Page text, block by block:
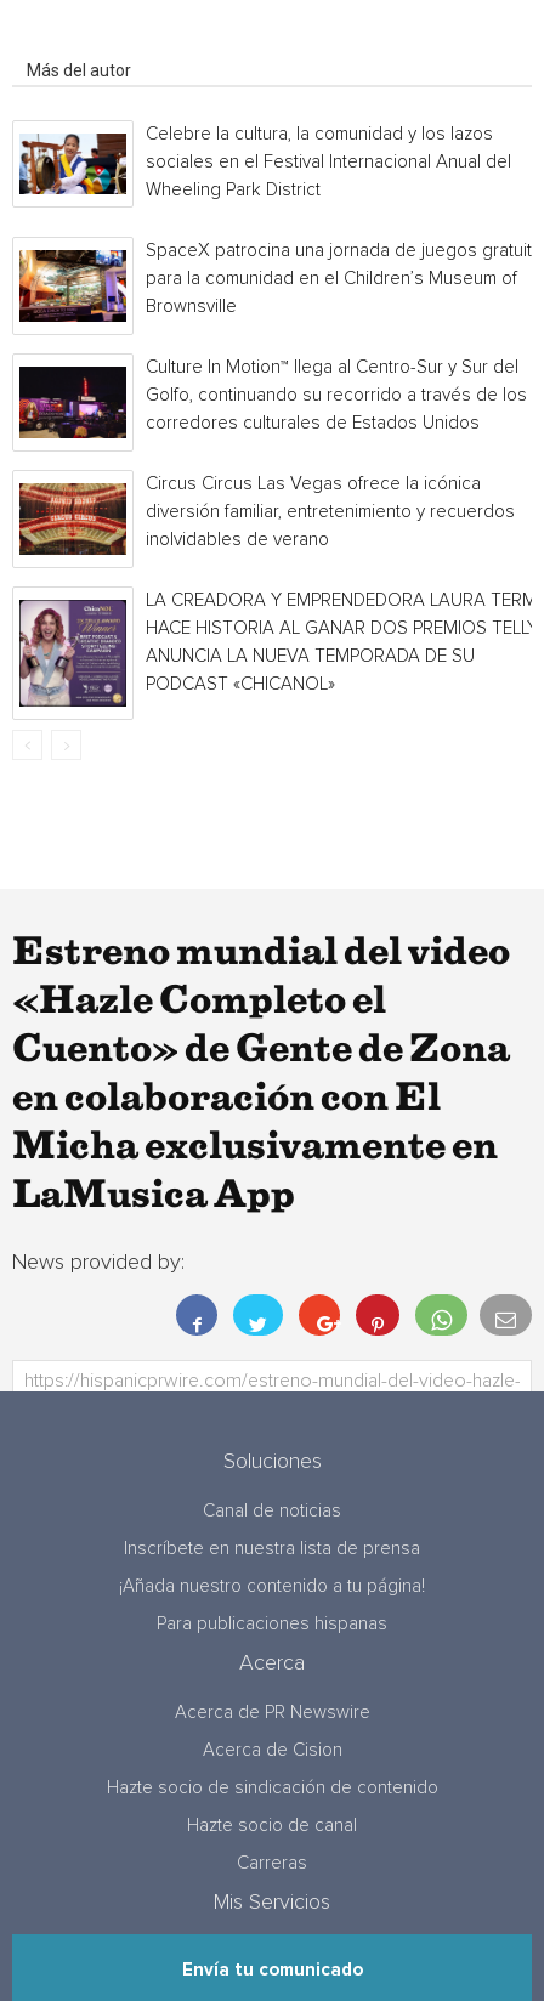
Más del autor
Celebre la cultura, la comunidad y los lazos
sociales en el Festival Internacional Anual del
Wheeling Park District
SpaceX patrocina una jornada de juegos gratuita
para la comunidad en el Children’s Museum of
Brownsville
Culture In Motion™ llega al Centro-Sur y Sur del
Golfo, continuando su recorrido a través de los
corredores culturales de Estados Unidos
Circus Circus Las Vegas ofrece la icónica
diversión familiar, entretenimiento y recuerdos
inolvidables de verano
LA CREADORA Y EMPRENDEDORA LAURA
HACE HISTORIA AL GANAR DOS PREMIOS TELLY
ANUNCIA LA NUEVA TEMPORADA DE SU
PODCAST «CHICANOL»
Estreno mundial del video
«Hazle Completo el
Cuento» de Gente de Zona
en colaboración con El
Micha exclusivamente en
LaMusica App
News provided by:
Soluciones
Canal de noticias
Inscríbete en nuestra lista de prensa
¡Añada nuestro contenido a tu página!
Para publicaciones hispanas
Acerca
Acerca de PR Newswire
Acerca de Cision
Hazte socio de sindicación de contenido
Hazte socio de canal
Carreras
Mis Servicios
Envía tu comunicado